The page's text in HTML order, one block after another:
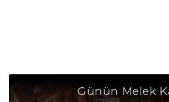
Günün Melek